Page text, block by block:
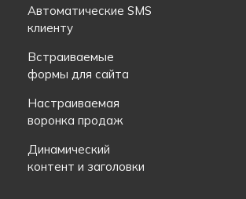
Автоматические SMS
клиенту
Встраиваемые
формы для сайта
Настраиваемая
воронка продаж
Динамический
контент и заголовки